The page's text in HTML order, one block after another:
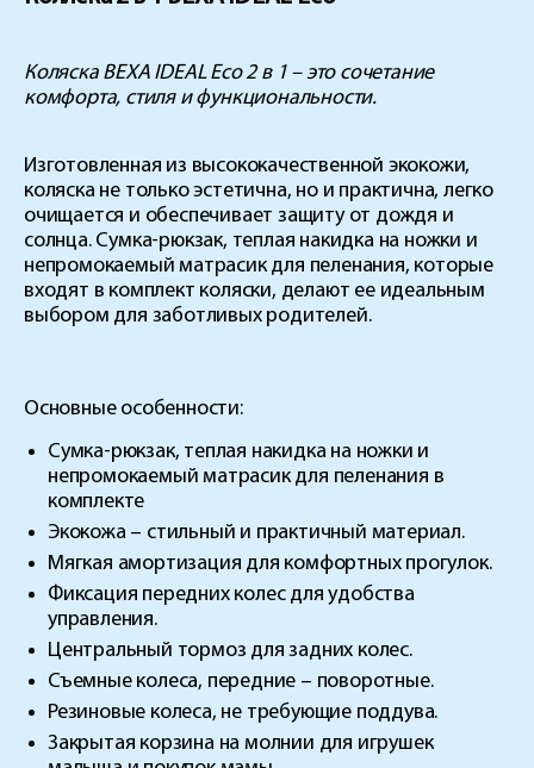
Коляска BEXA IDEAL Eco 2 в 1 – это сочетание
комфорта, стиля и функциональности.
Изготовленная из высококачественной экокожи,
коляска не только эстетична, но и практична, легко
очищается и обеспечивает защиту от дождя и
солнца. Сумка-рюкзак, теплая накидка на ножки и
непромокаемый матрасик для пеленания, которые
входят в комплект коляски, делают ее идеальным
выбором для заботливых родителей.
Основные особенности:
Сумка-рюкзак, теплая накидка на ножки и
непромокаемый матрасик для пеленания в
комплекте
Экокожа – стильный и практичный материал.
Мягкая амортизация для комфортных прогулок.
Фиксация передних колес для удобства
управления.
Центральный тормоз для задних колес.
Съемные колеса, передние – поворотные.
Резиновые колеса, не требующие поддува.
Закрытая корзина на молнии для игрушек